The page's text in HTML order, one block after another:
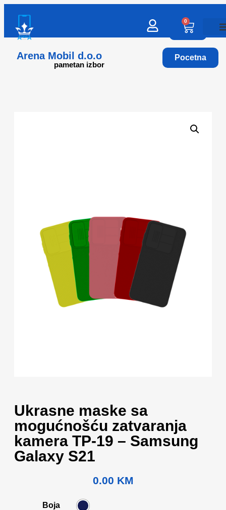
Arena Mobil d.o.o
pametan izbor
0
Pocetna
Ukrasne maske sa
mogućnošću zatvaranja
kamera TP-19 – Samsung
Galaxy S21
0.00 KM
Boja